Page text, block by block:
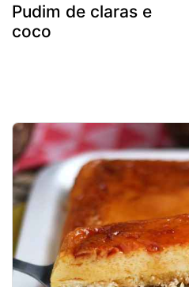
Pudim de claras e
coco